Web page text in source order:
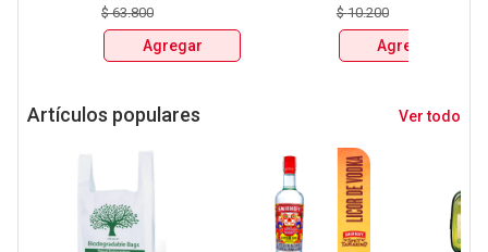
DETODITO 165GR o
150GR
$63.800
Agregar
COLOMBIA LATA
X330ml
$10.200
Agregar
Artículos populares Ver todo